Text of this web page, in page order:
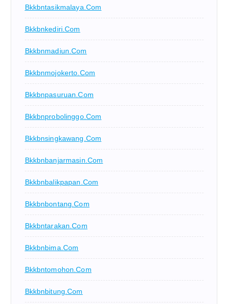
Bkkbntasikmalaya.com
Bkkbnkediri.com
Bkkbnmadiun.com
Bkkbnmojokerto.com
Bkkbnpasuruan.com
Bkkbnprobolinggo.com
Bkkbnsingkawang.com
Bkkbnbanjarmasin.com
Bkkbnbalikpapan.com
Bkkbnbontang.com
Bkkbntarakan.com
Bkkbnbima.com
Bkkbntomohon.com
Bkkbnbitung.com